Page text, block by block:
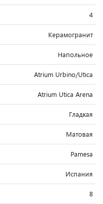
4
Керамогранит
Напольное
Atrium Urbino/Utica
Atrium Utica Arena
Гладкая
Матовая
Pamesa
Испания
8